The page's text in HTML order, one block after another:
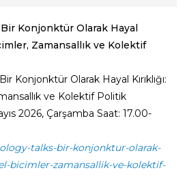
Bir Konjonktür Olarak Hayal
Zamansallık ve Kolektif
Konjonktür Olarak Hayal Kırıklığı:
ve Kolektif Politik
2026, Çarşamba Saat: 17.00-
talks-bir-konjonktur-olarak-
bicimler-zamansallik-ve-kolektif-